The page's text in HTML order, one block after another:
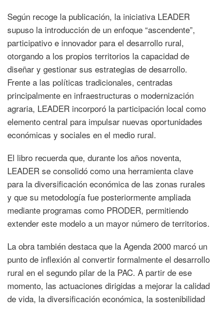
Según recoge la publicación, la iniciativa LEADER
supuso la introducción de un enfoque “ascendente”,
participativo e innovador para el desarrollo rural,
otorgando a los propios territorios la capacidad de
diseñar y gestionar sus estrategias de desarrollo.
Frente a las políticas tradicionales, centradas
principalmente en infraestructuras o modernización
agraria, LEADER incorporó la participación local como
elemento central para impulsar nuevas oportunidades
económicas y sociales en el medio rural.
El libro recuerda que, durante los años noventa,
LEADER se consolidó como una herramienta clave
para la diversificación económica de las zonas rurales
y que su metodología fue posteriormente ampliada
mediante programas como PRODER, permitiendo
extender este modelo a un mayor número de territorios.
La obra también destaca que la Agenda 2000 marcó un
punto de inflexión al convertir formalmente el desarrollo
rural en el segundo pilar de la PAC. A partir de ese
momento, las actuaciones dirigidas a mejorar la calidad
de vida, la diversificación económica, la sostenibilidad